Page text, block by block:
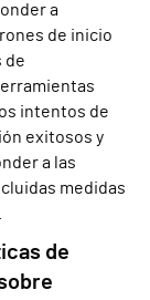
a
de inicio
de
intentos de
exitosos y
a las
medidas
de